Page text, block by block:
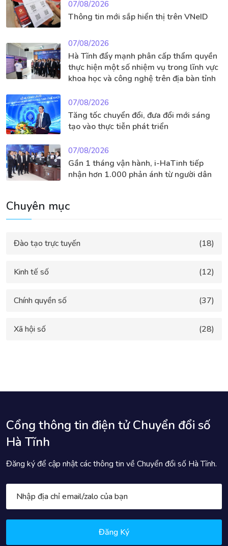
07/08/2026
Thông tin mới sắp hiển thị trên VNeID
07/08/2026
Hà Tĩnh đẩy mạnh phân cấp thẩm quyền
thực hiện một số nhiệm vụ trong lĩnh vực
khoa học và công nghệ trên địa bàn tỉnh
07/08/2026
Tăng tốc chuyển đổi, đưa đổi mới sáng
tạo vào thực tiễn phát triển
07/08/2026
Gần 1 tháng vận hành, i-HaTinh tiếp
nhận hơn 1.000 phản ánh từ người dân
Chuyên mục
Đào tạo trực tuyến (18)
Kinh tế số (12)
Chính quyền số (37)
Xã hội số (28)
Cổng thông tin điện tử Chuyển đổi số
Hà Tĩnh
Đăng ký để cập nhật các thông tin về Chuyển đổi số Hà Tĩnh.
Đăng Ký